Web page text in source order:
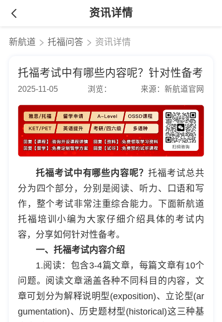
资讯详情
新航道 托福问答 资讯详情
托福考试中有哪些内容呢？针对性备考
2025-11-05 浏览： 来源：新航道官网
托福考试中有哪些内容呢？托福考试总共
分为四个部分，分别是阅读、听力、口语和写
作，整个考试非常注重综合能力。下面新航道
托福培训小编为大家仔细介绍具体的考试内
容，分享如何针对性备考。
一、托福考试内容介绍
1.阅读：包含3-4篇文章，每篇文章有10个
问题。阅读文章涵盖各种不同科目的内容，文
章可划分为解释说明型(exposition)、立论型(ar
gumentation)、历史题材型(historical)这三种基